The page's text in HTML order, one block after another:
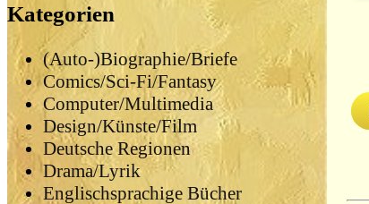
Kategorien
(Auto-)Biographie/Briefe
Comics/Sci-Fi/Fantasy
Computer/Multimedia
Design/Künste/Film
Deutsche Regionen
Drama/Lyrik
Englischsprachige Bücher